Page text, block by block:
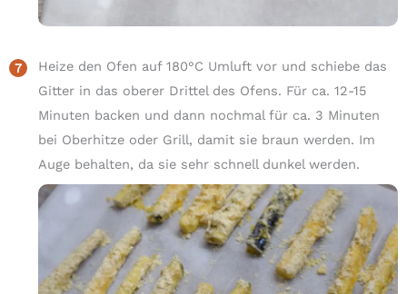
Heize den Ofen auf 180°C Umluft vor und schiebe das
Gitter in das oberer Drittel des Ofens. Für ca. 12-15
Minuten backen und dann nochmal für ca. 3 Minuten
bei Oberhitze oder Grill, damit sie braun werden. Im
Auge behalten, da sie sehr schnell dunkel werden.